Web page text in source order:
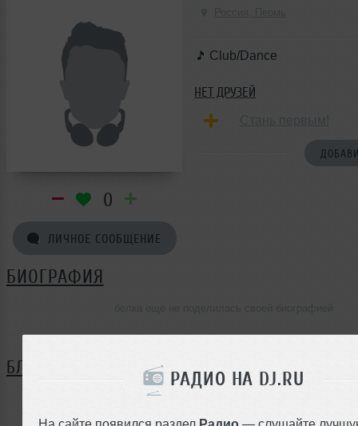
РАДИО НА DJ.RU
На сайте появился раздел Радио — слушайте
0
ЛИЧНОЕ СООБЩЕНИЕ
Club/Dance
НЕТ ДРУЗЕЙ
БИОГРАФИЯ
БЛОГ